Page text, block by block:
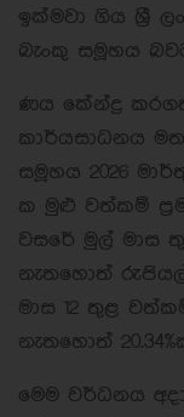
ඉක්මවා ගිය ශ්‍රී
බැංකු සමූහය
ණය කේන්ද්‍ර
කාර්යසාධනය
සමූහය 2026
ක මුළු වත්කම්
වසරේ මුල් මාස
නැතහොත්
මාස 12 තුළ
නැතහොත්
මෙම වර්ධනය